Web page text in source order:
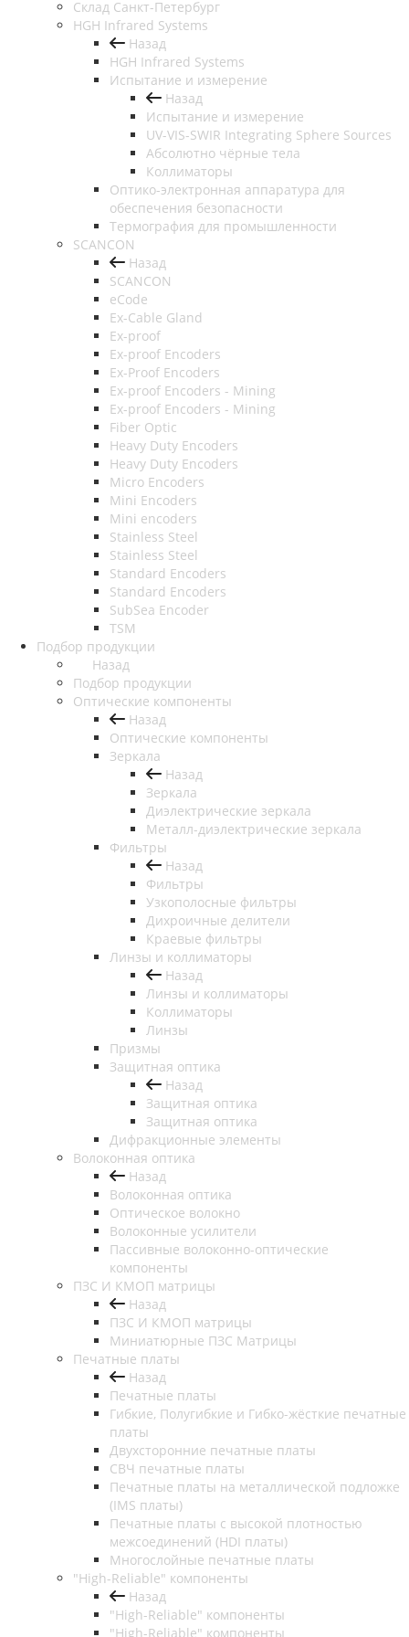
Cклад Санкт-Петербург
HGH Infrared Systems
Назад
HGH Infrared Systems
Испытание и измерение
Назад
Испытание и измерение
UV-VIS-SWIR Integrating Sphere Sources
Абсолютно чёрные тела
Коллиматоры
Оптико-электронная аппаратура для
обеспечения безопасности
Термография для промышленности
SCANCON
Назад
SCANCON
eCode
Ex-Cable Gland
Ex-proof
Ex-proof Encoders
Ex-Proof Encoders
Ex-proof Encoders - Mining
Ex-proof Encoders - Mining
Fiber Optic
Heavy Duty Encoders
Heavy Duty Encoders
Micro Encoders
Mini Encoders
Mini encoders
Stainless Steel
Stainless Steel
Standard Encoders
Standard Encoders
SubSea Encoder
TSM
Подбор продукции
Назад
Подбор продукции
Оптические компоненты
Назад
Оптические компоненты
Зеркала
Назад
Зеркала
Диэлектрические зеркала
Металл-диэлектрические зеркала
Фильтры
Назад
Фильтры
Узкополосные фильтры
Дихроичные делители
Краевые фильтры
Линзы и коллиматоры
Назад
Линзы и коллиматоры
Коллиматоры
Линзы
Призмы
Защитная оптика
Назад
Защитная оптика
Защитная оптика
Дифракционные элементы
Волоконная оптика
Назад
Волоконная оптика
Оптическое волокно
Волоконные усилители
Пассивные волоконно-оптические
компоненты
ПЗС И КМОП матрицы
Назад
ПЗС И КМОП матрицы
Миниатюрные ПЗС Матрицы
Печатные платы
Назад
Печатные платы
Гибкие, Полугибкие и Гибко-жёсткие печатные
платы
Двухсторонние печатные платы
СВЧ печатные платы
Печатные платы на металлической подложке
(IMS платы)
Печатные платы с высокой плотностью
межсоединений (HDI платы)
Многослойные печатные платы
"High-Reliable" компоненты
Назад
"High-Reliable" компоненты
"High-Reliable" компоненты